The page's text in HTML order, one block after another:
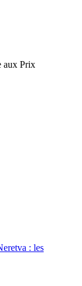
aux Prix
: les